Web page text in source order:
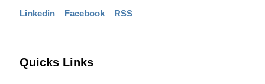
Linkedin – Facebook – RSS
Quicks Links